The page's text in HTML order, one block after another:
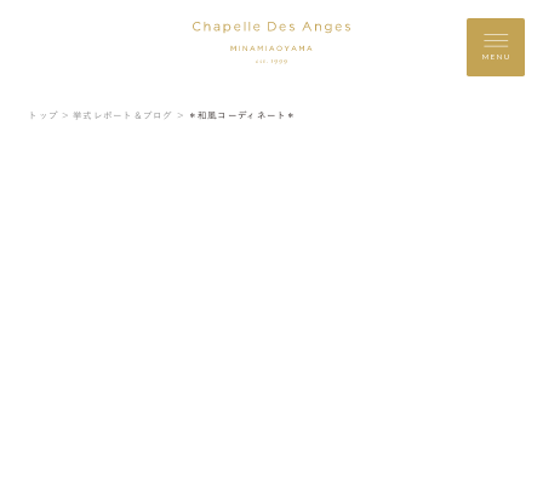
MENU
トップ ＞ 挙式レポート＆ブログ ＞ ＊和風コーディネート＊